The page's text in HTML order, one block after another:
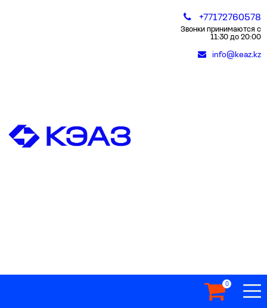
+77172760578
Звонки принимаются с
11:30 до 20:00
info@keaz.kz
0